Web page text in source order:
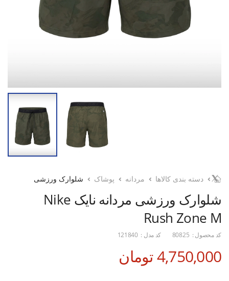
دسته بندی کالاها مردانه پوشاک شلوارک ورزشی
شلوارک ورزشی مردانه نایک Nike
Rush Zone M
کد محصول : 80825 کد مدل : 121840
4,750,000 تومان